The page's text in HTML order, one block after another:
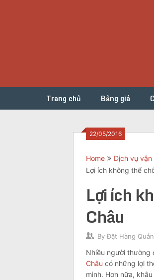
Trang chủ Bảng giá
22/05/2016
Home Dịch vụ vận
Lợi ích không thể
Lợi ích
Châu
By Đặt Hàng
Nhiều người
Châu có những lợi
mình. Hơn nữa,